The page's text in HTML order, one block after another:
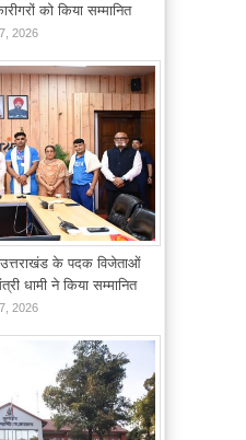
को किया सम्मानित
2026
के पदक विजेताओं
धामी ने किया सम्मानित
2026